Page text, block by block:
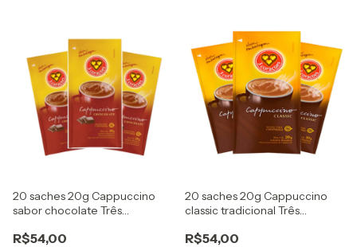
20 saches 20g Cappuccino
sabor chocolate Três
R$54,00
20 saches 20g Cappuccino
classic tradicional Três
R$54,00